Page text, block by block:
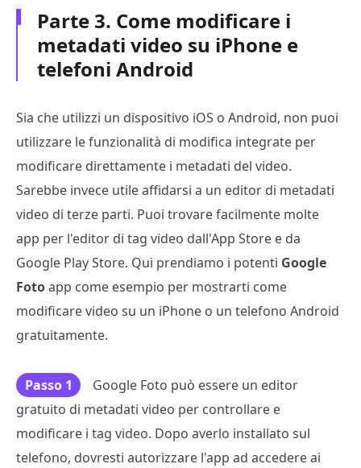
Parte 3. Come modificare i
metadati video su iPhone e
telefoni Android
Sia che utilizzi un dispositivo iOS o Android, non puoi
utilizzare le funzionalità di modifica integrate per
modificare direttamente i metadati del video.
Sarebbe invece utile affidarsi a un editor di metadati
video di terze parti. Puoi trovare facilmente molte
app per l'editor di tag video dall'App Store e da
Google Play Store. Qui prendiamo i potenti Google
Fotoapp come esempio per mostrarti come
modificare video su un iPhone o un telefono Android
gratuitamente.
Passo 1
Google Foto può essere un editor
gratuito di metadati video per controllare e
modificare i tag video. Dopo averlo installato sul
telefono, dovresti autorizzare l'app ad accedere ai